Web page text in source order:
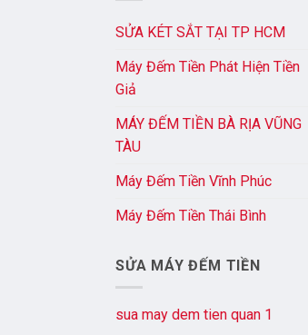
SỬA KÉT SẮT TẠI TP HCM
Máy Đếm Tiền Phát Hiện Tiền
Giả
MÁY ĐẾM TIỀN BÀ RỊA VŨNG
TÀU
Máy Đếm Tiền Vĩnh Phúc
Máy Đếm Tiền Thái Bình
SỬA MÁY ĐẾM TIỀN
sua may dem tien quan 1